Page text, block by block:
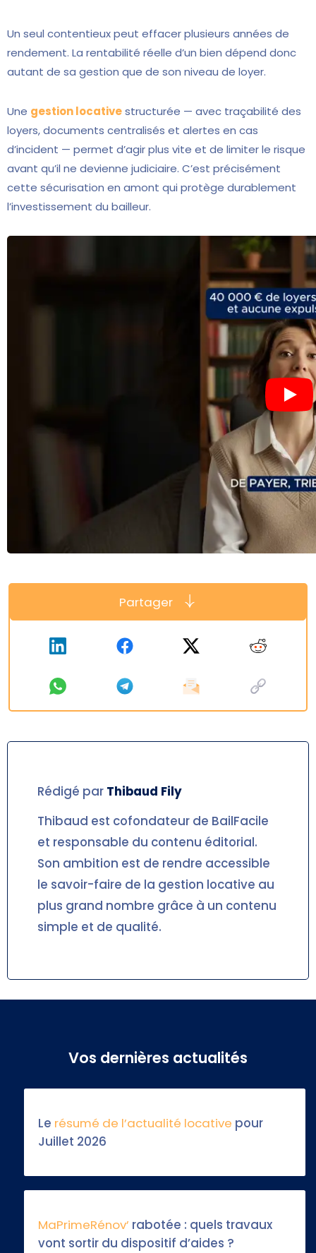
Un seul contentieux peut effacer plusieurs années de
rendement. La rentabilité réelle d’un bien dépend donc
autant de sa gestion que de son niveau de loyer.
Une gestion locativestructurée — avec traçabilité des
loyers, documents centralisés et alertes en cas
d’incident — permet d’agir plus vite et de limiter le risque
avant qu’il ne devienne judiciaire. C’est précisément
cette sécurisation en amont qui protège durablement
l’investissement du bailleur.
Partager
Rédigé par Thibaud Fily
Thibaud est cofondateur de BailFacile
et responsable du contenu éditorial.
Son ambition est de rendre accessible
le savoir-faire de la gestion locative au
plus grand nombre grâce à un contenu
simple et de qualité.
Vos dernières actualités
Le résumé de l’actualité locative pour
Juillet 2026
MaPrimeRénov’ rabotée : quels travaux
vont sortir du dispositif d’aides ?